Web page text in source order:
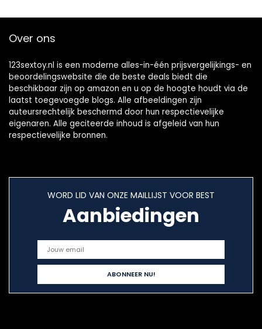
Over ons
123sextoy.nl is een moderne alles-in-één prijsvergelijkings- en
beoordelingswebsite die de beste deals biedt die
beschikbaar zijn op amazon en u op de hoogte houdt via de
laatst toegevoegde blogs. Alle afbeeldingen zijn
auteursrechtelijk beschermd door hun respectievelijke
eigenaren. Alle geciteerde inhoud is afgeleid van hun
respectievelijke bronnen.
WORD LID VAN ONZE MAILLIJST VOOR BEST
Aanbiedingen